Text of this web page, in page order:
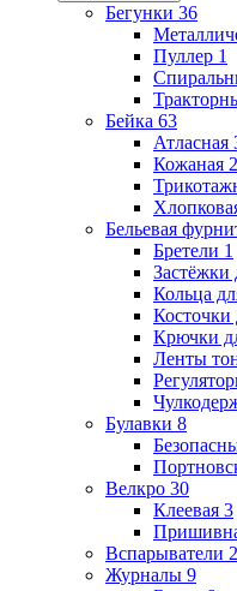
Бегунки 36
Пуллер 1
Бейка 63
Атласная
Кожаная 2
Бельевая
Бретели 1
Застёжки
Кольца
Косточки
Крючки
Ленты
Булавки 8
Велкро 30
Клеевая 3
Вспарыватели 2
Журналы 9